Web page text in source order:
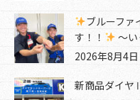
ブルーファ
す！！
～
2026年8月4日
新商品ダイヤ